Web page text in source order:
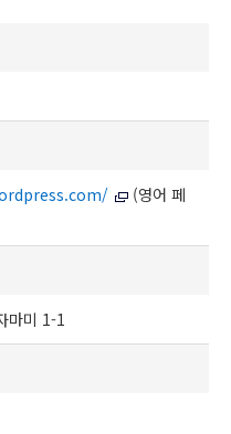
(영어 페
마미 1-1